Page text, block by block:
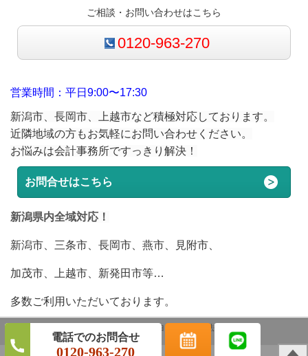
0120-963-270
ご相談・お問い合わせはこちら
0120-963-270
営業時間：平日9:00〜17:30
新潟市、長岡市、上越市など積極対応しております。
近隣地域の方もお気軽にお問い合わせください。
お悩みは会計事務所ですっきり解決！
お問合せはこちら
新潟県内全域対応！
新潟市、三条市、長岡市、燕市、見附市、
加茂市、上越市、新発田市等…
多数ご利用いただいております。
－L＆Bヨシダ税理士法人－